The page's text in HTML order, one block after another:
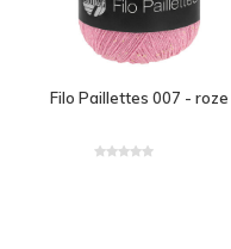
Filo Paillettes 007 - roze